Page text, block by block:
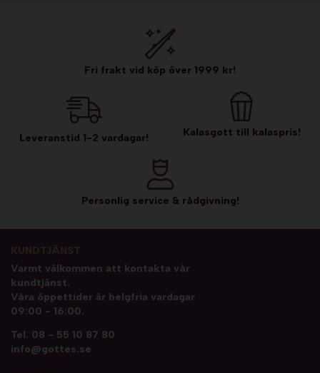
Fri frakt vid köp över 1999 kr!
Leveranstid 1-2 vardagar! Kalasgott till kalaspris!
Personlig service & rådgivning!
Varmt välkommen att kontakta vår
kundtjänst.
Våra öppettider är helgfria vardagar
09:00 - 16:00.
Tel. 08 - 55 10 87 80
info@gottes.se